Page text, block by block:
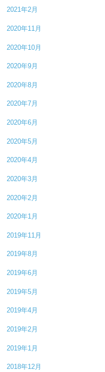
2021年2月
2020年11月
2020年10月
2020年9月
2020年8月
2020年7月
2020年6月
2020年5月
2020年4月
2020年3月
2020年2月
2020年1月
2019年11月
2019年8月
2019年6月
2019年5月
2019年4月
2019年2月
2019年1月
2018年12月